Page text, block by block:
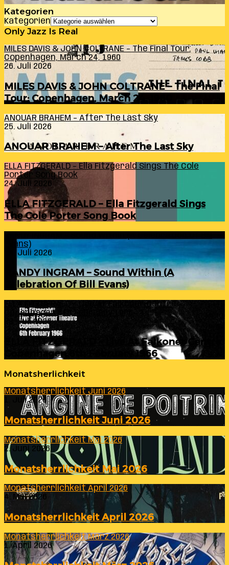
Kategorien
Kategorien
Only Jazz Is Real
MILES DAVIS & JOHN COLTRANE – The Final Tour:
Copenhagen, March 24, 1960
26. Juli 2026
MILES DAVIS & JOHN COLTRANE – The Final
Tour: Copenhagen, March 24, 1960
ANOUAR BRAHEM – After The Last Sky
25. Juli 2026
ANOUAR BRAHEM – After The Last Sky
ELLA FITZGERALD – Ella Fitzgerald Sings The Cole
Porter Song Book
24. Juli 2026
ELLA FITZGERALD – Ella Fitzgerald Sings
The Cole Porter Song Book
Evans)
24. Juli 2026
RANDY INGRAM – Sound Within (A
Celebration Of Bill Evans)
ELLA FITZGERALD – Live At Falkoner Centre
Copenhagen 6th February 1966
23. Juli 2026
ELLA FITZGERALD – Live At Falkoner Centre
Copenhagen 6th February 1966
Monatsherlichkeit
Monatsherrlichkeit Juni 2026
1. Juli 2026
Monatsherrlichkeit Juni 2026
Monatsherrlichkeit Mai 2026
2. Juni 2026
Monatsherrlichkeit Mai 2026
Monatsherrlichkeit April 2026
4. Mai 2026
Monatsherrlichkeit April 2026
Monatsherrlichkeit März 2026
1. April 2026